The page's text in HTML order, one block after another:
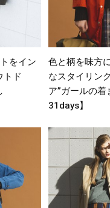
をイン
トド
色と柄を味方
なスタイリン
ア”ガールの着
31days】